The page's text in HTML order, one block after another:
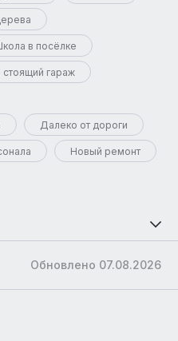
в посёлке
гараж
Далеко от дороги
Новый ремонт
Обновлено 07.08.2026